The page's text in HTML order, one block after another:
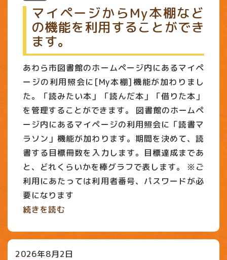
マイページからMy本棚など
の機能を利用することができ
ます。
あわら市図書館のホームページ内にあるマイペ
ージの利用照会に[My本棚]機能が加わりまし
た。「読みたい本」「読んだ本」「借りた本」
を管理することができます。 図書館のホームペ
ージ内にあるマイページの利用照会に「読書マ
ラソン」機能が加わります。期間を決めて、読
書する目標冊数を入力します。目標達成まであ
と、どれくらいかを棒グラフで表します。 ※ご
利用にあたっては利用者番号、パスワードが必
要になります
続きを読む
2026年8月2日